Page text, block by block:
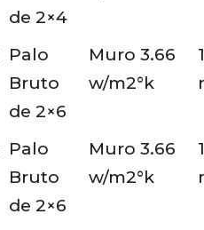
de 2×4
Palo
Bruto
de 2×6
Muro 3.66
w/m2°k
Palo
Bruto
de 2×6
Muro 3.66
w/m2°k